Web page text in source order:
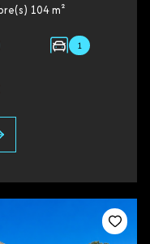
Maison 5 pièce(s) 3 chambre(s) 104 m²
1